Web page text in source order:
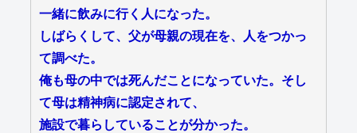
一緒に飲みに行く人になった。
しばらくして、父が母親の現在を、人をつかっ
て調べた。
俺も母の中では死んだことになっていた。そし
て母は精神病に認定されて、
施設で暮らしていることが分かった。